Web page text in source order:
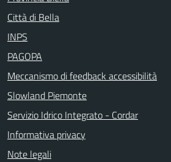
Città di Bella
INPS
PAGOPA
Meccanismo di feedback accessibilità
Slowland Piemonte
Servizio Idrico Integrato - Cordar
Informativa privacy
Note legali